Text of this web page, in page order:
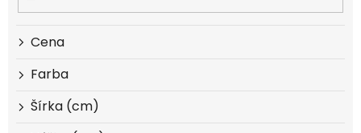
Cena
Farba
Šírka (cm)